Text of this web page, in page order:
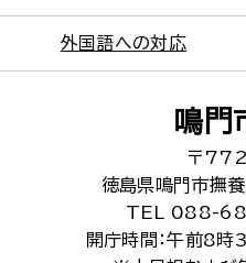
外国語への対応
鳴門
〒
徳島県鳴門市撫
TEL 088-
開庁時間：午前8